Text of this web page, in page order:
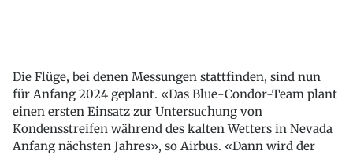
Die Flüge, bei denen Messungen stattfinden, sind nun
für Anfang 2024 geplant. «Das Blue-Condor-Team plant
einen ersten Einsatz zur Untersuchung von
Kondensstreifen während des kalten Wetters in Nevada
Anfang nächsten Jahres», so Airbus. «Dann wird der